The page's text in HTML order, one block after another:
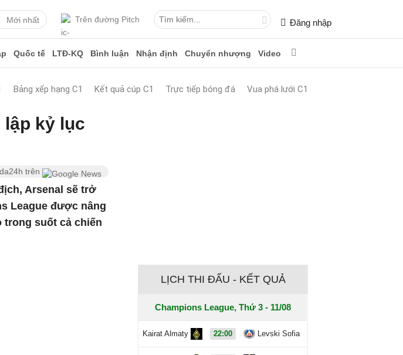
Mới nhất Trên đường Pitch Đăng nhập
Quốc tế LTĐ-KQ Bình luận Nhận định Chuyển nhượng Video
Bảng xếp hạng C1 Kết quả cúp C1 Trực tiếp bóng đá Vua phá lưới C1
kỷ lục
trên
Arsenal sẽ trở
League được nâng
trong suốt cả chiến
LỊCH THI ĐẤU - KẾT QUẢ
Champions League, Thứ 3 - 11/08
Kairat Almaty 22:00 Levski Sofia